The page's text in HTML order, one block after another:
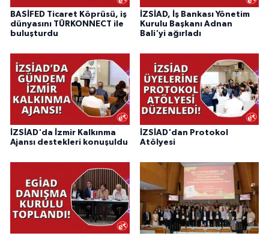
BASİFED Ticaret Köprüsü, iş
dünyasını TÜRKONNECT ile
buluşturdu
İZSİAD, İş Bankası Yönetim
Kurulu Başkanı Adnan
Bali'yi ağırladı
İZSİAD'da İzmir Kalkınma
Ajansı destekleri konuşuldu
İZSİAD'dan Protokol
Atölyesi